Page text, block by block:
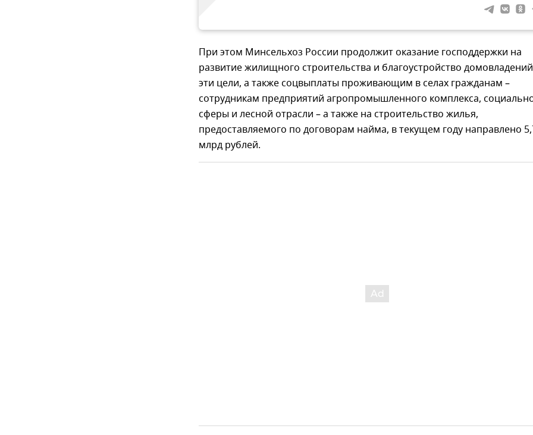
При этом Минсельхоз России продолжит оказание господдержки на
развитие жилищного строительства и благоустройство
эти цели, а также соцвыплаты проживающим в селах гражданам –
сотрудникам предприятий агропромышленного комплекса,
сферы и лесной отрасли – а также на строительство жилья,
предоставляемого по договорам найма, в текущем году направлено
млрд рублей.